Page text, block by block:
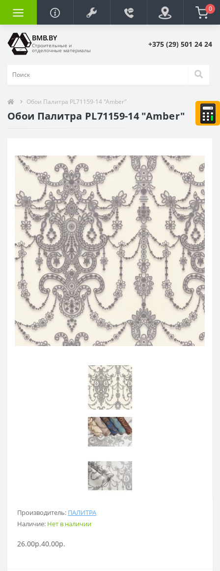
0
BMB.BY
Строительные и
отделочные материалы
+375 (29) 501 24 24
Обои Палитра PL71159-14 "Amber"
Обои Палитра PL71159-14 "Amber"
Производитель: ПАЛИТРА
Наличие: Нет в наличии
26.00р.40.00р.